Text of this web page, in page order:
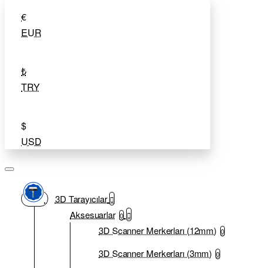
€
EUR
₺
TRY
$
USD
3D Tarayıcılar
Aksesuarlar 0
3D Scanner Merkerları (12mm) 0
3D Scanner Merkerları (3mm) 0